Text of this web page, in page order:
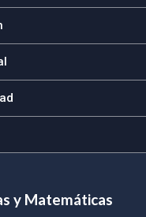
y Matemáticas